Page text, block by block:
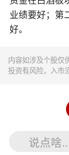
业绩要好；第
好。
内容如涉及个股仅
投资有风险，入市
说点啥